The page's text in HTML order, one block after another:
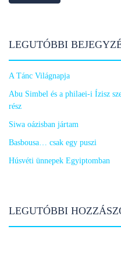
LEGUTÓBBI
A Tánc Világnapja
Abu Simbel és a philaei-i Ízisz
rész
Siwa oázisban jártam
Basbousa… csak egy puszi
Húsvéti ünnepek Egyiptomban
LEGUTÓBBI